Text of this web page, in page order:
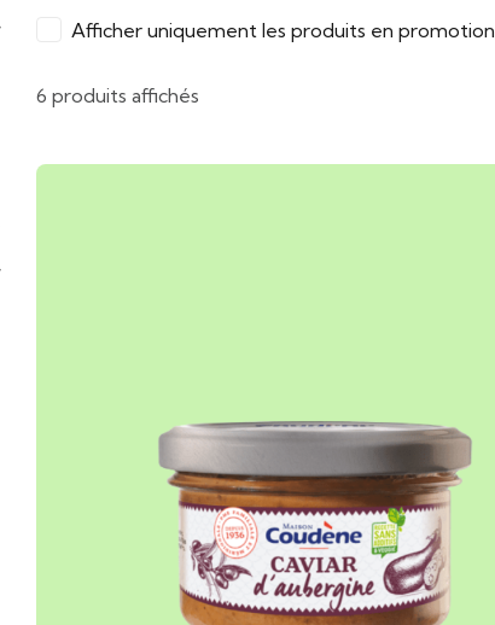
Afficher uniquement les produits en promotion
6 produits affichés